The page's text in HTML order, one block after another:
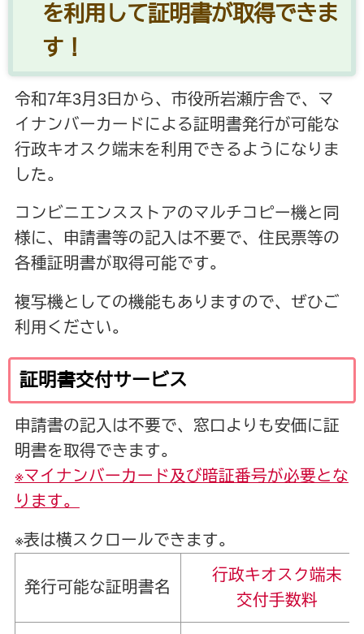
を利用して証明書が取得できま
す！
令和7年3月3日から、市役所岩瀬庁舎で、マ
イナンバーカードによる証明書発行が可能な
行政キオスク端末を利用できるようになりま
した。
コンビニエンスストアのマルチコピー機と同
様に、申請書等の記入は不要で、住民票等の
各種証明書が取得可能です。
複写機としての機能もありますので、ぜひご
利用ください。
証明書交付サービス
申請書の記入は不要で、窓口よりも安価に証
明書を取得できます。
※マイナンバーカード及び暗証番号が必要とな
ります。
※表は横スクロールできます。
発行可能な証明書名
行政キオスク端末
交付手数料